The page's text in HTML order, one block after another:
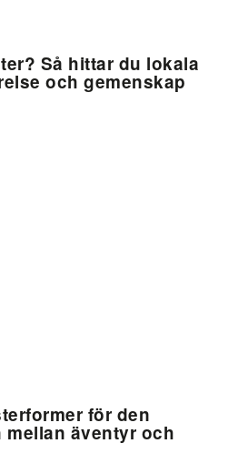
Så hittar du lokala
och gemenskap
för den
äventyr och